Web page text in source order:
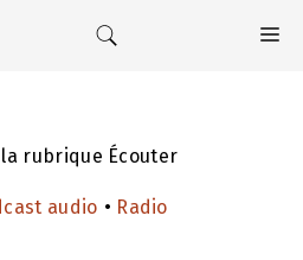
rubrique Écouter
audio • Radio